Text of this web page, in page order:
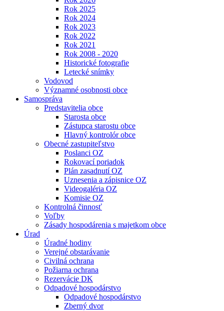
Rok 2025
Rok 2024
Rok 2023
Rok 2022
Rok 2021
Rok 2008 - 2020
Historické fotografie
Letecké snímky
Vodovod
Významné osobnosti obce
Samospráva
Predstavitelia obce
Starosta obce
Zástupca starostu obce
Hlavný kontrolór obce
Obecné zastupiteľstvo
Poslanci OZ
Rokovací poriadok
Plán zasadnutí OZ
Uznesenia a zápisnice OZ
Videogaléria OZ
Komisie OZ
Kontrolná činnosť
Voľby
Zásady hospodárenia s majetkom obce
Úrad
Úradné hodiny
Verejné obstarávanie
Civilná ochrana
Požiarna ochrana
Rezervácie DK
Odpadové hospodárstvo
Odpadové hospodárstvo
Zberný dvor